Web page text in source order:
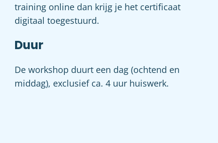
training online dan krijg je het certificaat
digitaal toegestuurd.
Duur
De workshop duurt een dag (ochtend en
middag), exclusief ca. 4 uur huiswerk.